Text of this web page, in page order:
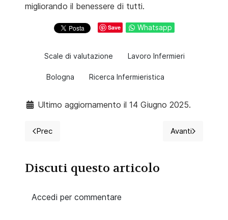
migliorando il benessere di tutti.
Save Whatsapp
Scale di valutazione Lavoro Infermieri
Bologna Ricerca Infermieristica
Ultimo aggiornamento il 14 Giugno 2025.
Articolo precedente: Tabagismo: una dipendenza
Prec Articolo
Avanti
Discuti questo articolo
Accedi per commentare